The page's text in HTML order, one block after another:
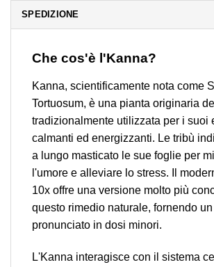
SPEDIZIONE
Che cos'è l'Kanna?
Kanna, scientificamente nota come
Tortuosum, è una pianta originaria
tradizionalmente utilizzata per i suoi
calmanti ed energizzanti. Le tribù
a lungo masticato le sue foglie per
l'umore e alleviare lo stress. Il
10x offre una versione molto più
questo rimedio naturale, fornendo
pronunciato in dosi minori.
L'Kanna interagisce con il sistema